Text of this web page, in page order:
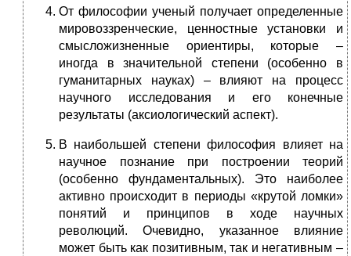
От философии ученый получает определенные
мировоззренческие, ценностные установки и
смысложизненные ориентиры, которые –
иногда в значительной степени (особенно в
гуманитарных науках) – влияют на процесс
научного исследования и его конечные
результаты (аксиологический аспект).
В наибольшей степени философия влияет на
научное познание при построении теорий
(особенно фундаментальных). Это наиболее
активно происходит в периоды «крутой ломки»
понятий и принципов в ходе научных
революций. Очевидно, указанное влияние
может быть как позитивным, так и негативным –